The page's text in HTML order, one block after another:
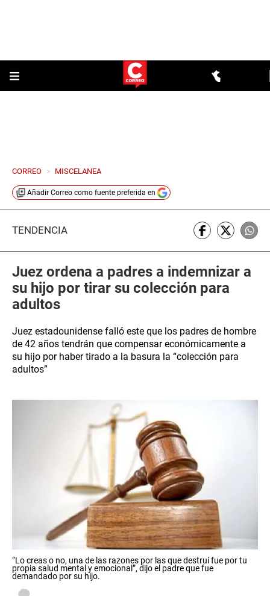
CORREO > MISCELANEA
Añadir Correo como fuente preferida en
TENDENCIA
Juez ordena a padres a indemnizar a
su hijo por tirar su colección para
adultos
Juez estadounidense falló este que los padres de hombre
de 42 años tendrán que compensar económicamente a
su hijo por haber tirado a la basura la “colección para
adultos”
“Lo creas o no, una de las razones por las que destruí fue por tu
propia salud mental y emocional”, dijo el padre que fue
demandado por su hijo.